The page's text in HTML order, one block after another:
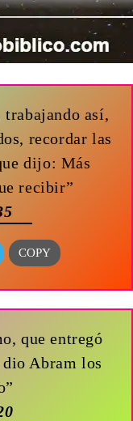
trabajando así,
recordar las
dijo: Más
recibir”
que entregó
Abram los